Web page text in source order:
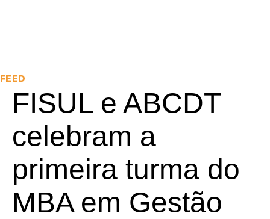
FEED
FISUL e ABCDT
celebram a
primeira turma do
MBA em Gestão